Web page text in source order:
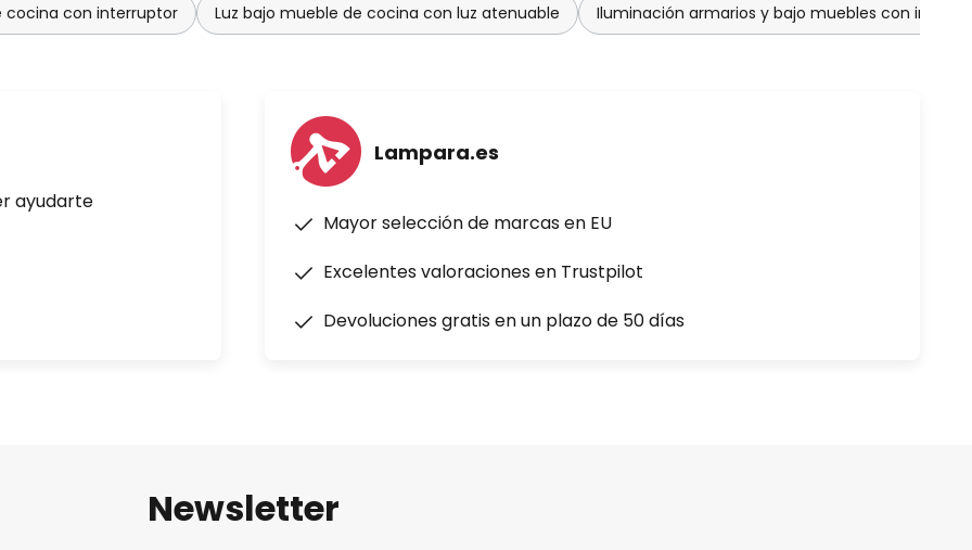
cocina con interruptor Luz bajo mueble de cocina con luz atenuable Iluminación armarios y bajo muebles con
ayudarte
Lampara.es
Mayor selección de marcas en EU
Excelentes valoraciones en Trustpilot
Devoluciones gratis en un plazo de 50 días
Newsletter